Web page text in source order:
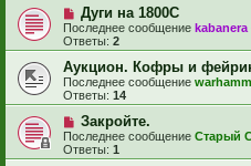
Дуги на 1800С
Последнее сообщение kabanera
Ответы: 2
Аукцион. Кофры и
Последнее сообщение
Ответы: 14
Закройте.
Последнее сообщение Старый
Ответы: 1